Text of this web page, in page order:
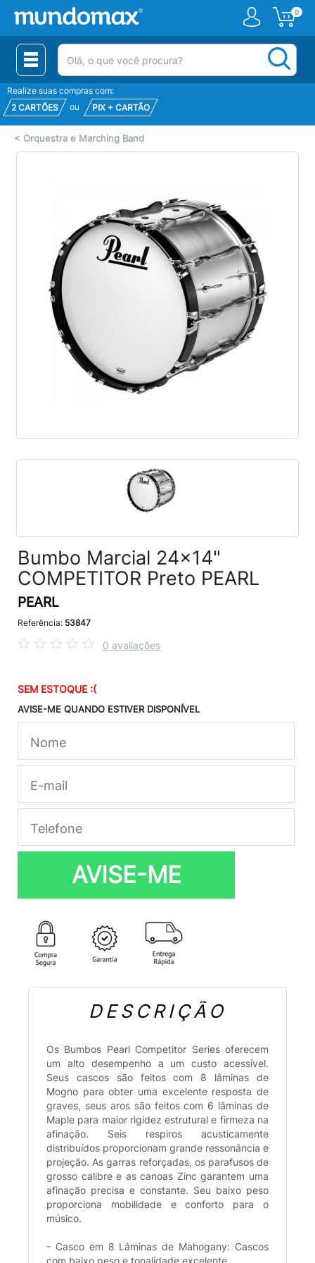
0
(pesquisar)
Realize suas compras com:
2 CARTÕES
ou PIX + CARTÃO
< Orquestra e Marching Band
Bumbo Marcial 24x14"
COMPETITOR Preto PEARL
PEARL
Referência: 53847
0 avaliações
SEM ESTOQUE :(
AVISE-ME QUANDO ESTIVER DISPONÍVEL
AVISE-ME
DESCRIÇÃO
Os Bumbos Pearl Competitor Series oferecem
um alto desempenho a um custo acessível.
Seus cascos são feitos com 8 lâminas de
Mogno para obter uma excelente resposta de
graves, seus aros são feitos com 6 lâminas de
Maple para maior rigidez estrutural e firmeza na
afinação. Seis respiros acusticamente
distribuídos proporcionam grande ressonância e
projeção. As garras reforçadas, os parafusos de
grosso calibre e as canoas Zinc garantem uma
afinação precisa e constante. Seu baixo peso
proporciona mobilidade e conforto para o
músico.
- Casco em 8 Lâminas de Mahogany: Cascos
com baixo peso e tonalidade excelente